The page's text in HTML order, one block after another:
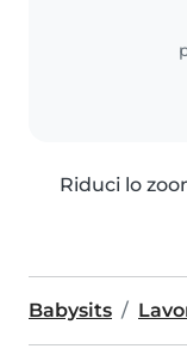
Riduci lo
Babysits